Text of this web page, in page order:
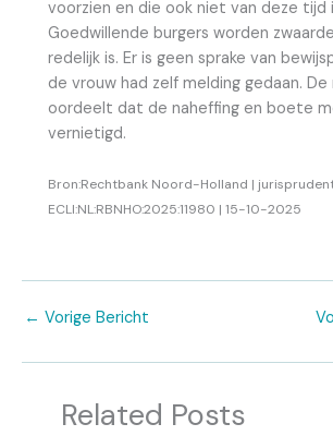
voorzien en die ook niet van deze tijd
Goedwillende burgers worden
redelijk is. Er is geen sprake van
de vrouw had zelf melding gedaan.
oordeelt dat de naheffing en boete
vernietigd.
Bron:Rechtbank Noord-Holland |
ECLI:NL:RBNHO:2025:11980 | 15-10-2025
← Vorige Bericht
Related Posts